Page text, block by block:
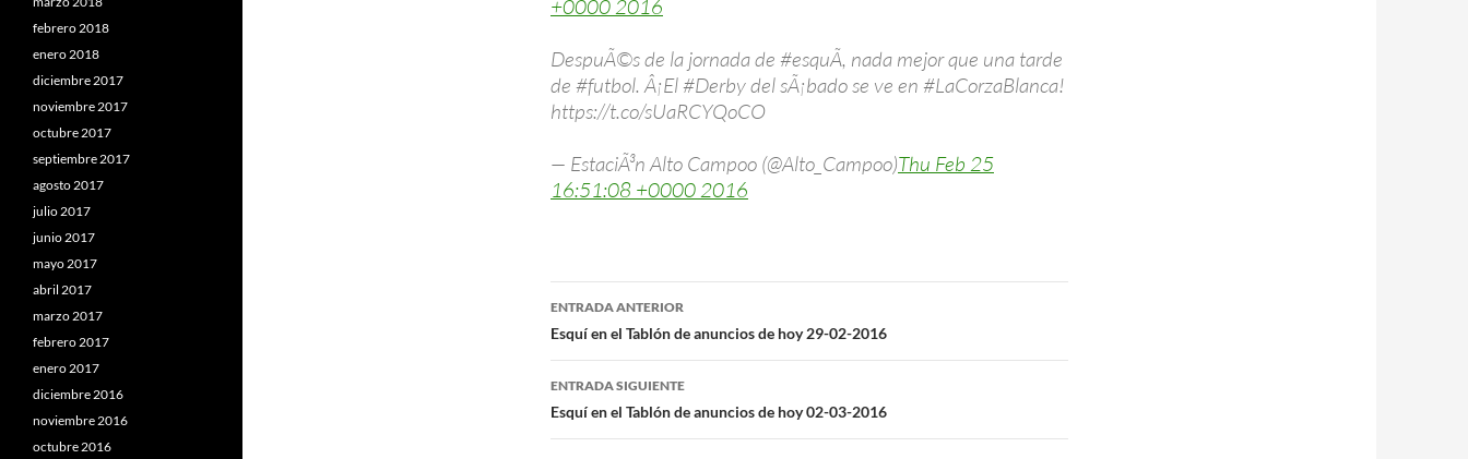
+0000 2016
DespuÃ©s de la jornada de #esquÃ­, nada mejor que una tarde
de #futbol. Â¡El #Derby del sÃ¡bado se ve en #LaCorzaBlanca!
https://t.co/sUaRCYQoCO
— EstaciÃ³n Alto Campoo (@Alto_Campoo)Thu Feb 25
16:51:08 +0000 2016
Navegación
de
entradas
ENTRADA ANTERIOR
Esquí en el Tablón de anuncios de hoy 29-02-2016
ENTRADA SIGUIENTE
Esquí en el Tablón de anuncios de hoy 02-03-2016
febrero 2018
enero 2018
diciembre 2017
noviembre 2017
octubre 2017
septiembre 2017
agosto 2017
julio 2017
junio 2017
mayo 2017
abril 2017
marzo 2017
febrero 2017
enero 2017
diciembre 2016
noviembre 2016
octubre 2016